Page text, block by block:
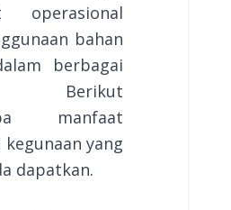
operasional
bahan
berbagai
Berikut
manfaat
yang
dapatkan.